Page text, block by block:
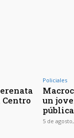
Policiales
un
5 de